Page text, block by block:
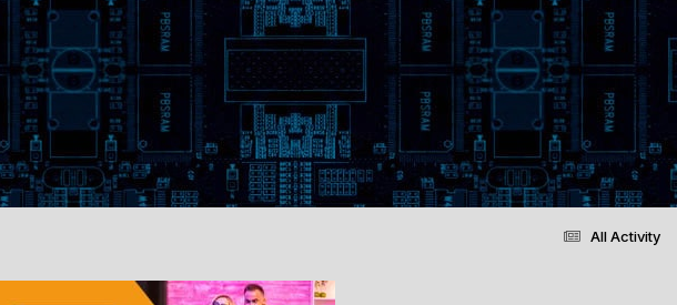
All Activity